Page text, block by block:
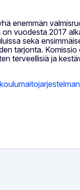
enemmän
on vuodesta 2017
sekä
tarjonta.
terveellisiä ja